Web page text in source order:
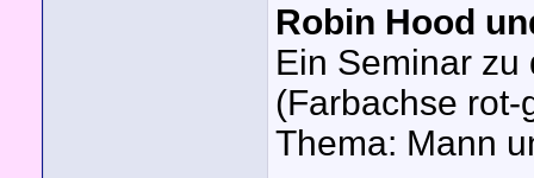
Robin Hood
Ein Seminar zu
(Farbachse rot-
Thema: Mann